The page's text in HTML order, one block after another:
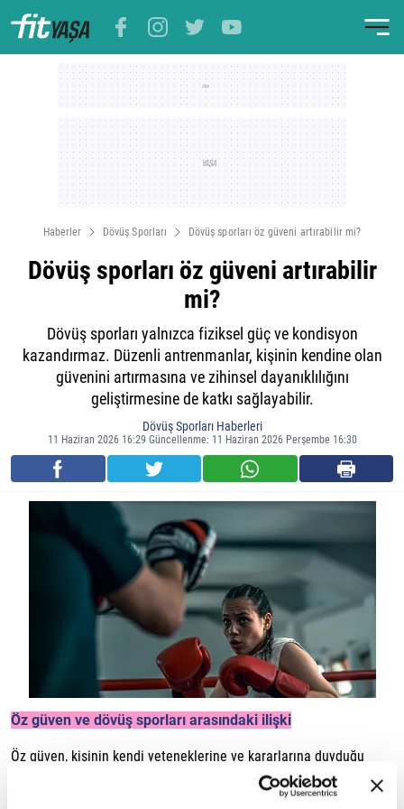
Haberler Dövüş Sporları Dövüş sporları öz güveni artırabilir mi?
Dövüş sporları öz güveni artırabilir
mi?
Dövüş sporları yalnızca fiziksel güç ve kondisyon
kazandırmaz. Düzenli antrenmanlar, kişinin kendine olan
güvenini artırmasına ve zihinsel dayanıklılığını
geliştirmesine de katkı sağlayabilir.
Dövüş Sporları Haberleri
11 Haziran 2026 16:29 Güncellenme: 11 Haziran 2026 Perşembe 16:30
Öz güven ve dövüş sporları arasındaki ilişki
Öz güven, kişinin kendi yeteneklerine ve kararlarına duyduğu
güveni ifade eder. Dövüş sporları ise bireyin hem fiziksel hem de